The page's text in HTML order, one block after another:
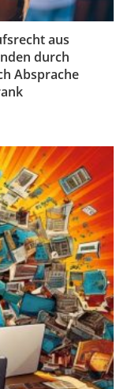
aus
durch
Absprache